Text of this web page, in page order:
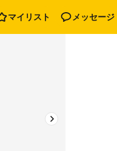
マイリスト メッセージ